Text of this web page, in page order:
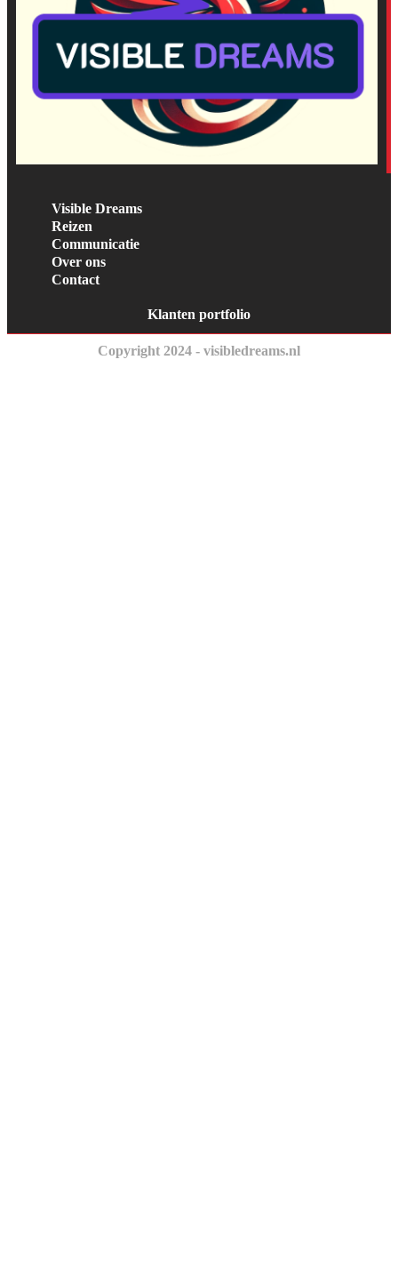
Visible Dreams
Reizen
Communicatie
Over ons
Contact
Klanten portfolio
Copyright 2024 - visibledreams.nl